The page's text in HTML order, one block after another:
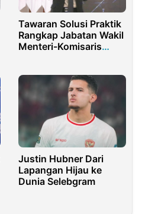
Tawaran Solusi Praktik
Rangkap Jabatan Wakil
Menteri-Komisaris
Justin Hubner Dari
Lapangan Hijau ke
Dunia Selebgram